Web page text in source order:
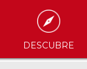
DESCUBRE